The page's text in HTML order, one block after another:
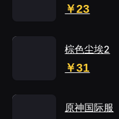
￥23
棕色尘埃2
￥31
原神国际服